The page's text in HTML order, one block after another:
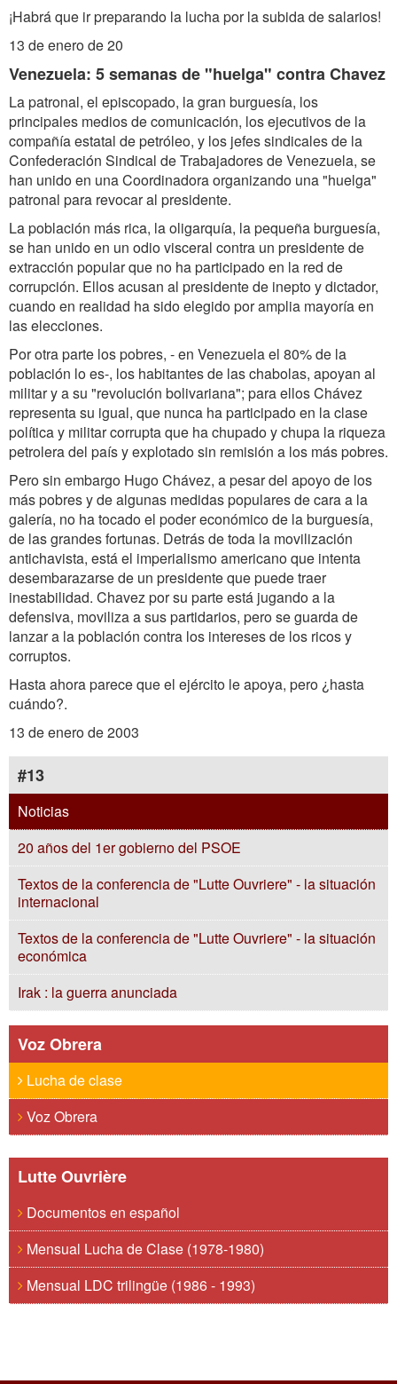
¡Habrá que ir preparando la lucha por la subida de salarios!
13 de enero de 20
Venezuela: 5 semanas de "huelga" contra Chavez
La patronal, el episcopado, la gran burguesía, los
principales medios de comunicación, los ejecutivos de la
compañía estatal de petróleo, y los jefes sindicales de la
Confederación Sindical de Trabajadores de Venezuela, se
han unido en una Coordinadora organizando una "huelga"
patronal para revocar al presidente.
La población más rica, la oligarquía, la pequeña burguesía,
se han unido en un odio visceral contra un presidente de
extracción popular que no ha participado en la red de
corrupción. Ellos acusan al presidente de inepto y dictador,
cuando en realidad ha sido elegido por amplia mayoría en
las elecciones.
Por otra parte los pobres, - en Venezuela el 80% de la
población lo es-, los habitantes de las chabolas, apoyan al
militar y a su "revolución bolivariana"; para ellos Chávez
representa su igual, que nunca ha participado en la clase
política y militar corrupta que ha chupado y chupa la riqueza
petrolera del país y explotado sin remisión a los más pobres.
Pero sin embargo Hugo Chávez, a pesar del apoyo de los
más pobres y de algunas medidas populares de cara a la
galería, no ha tocado el poder económico de la burguesía,
de las grandes fortunas. Detrás de toda la movilización
antichavista, está el imperialismo americano que intenta
desembarazarse de un presidente que puede traer
inestabilidad. Chavez por su parte está jugando a la
defensiva, moviliza a sus partidarios, pero se guarda de
lanzar a la población contra los intereses de los ricos y
corruptos.
Hasta ahora parece que el ejército le apoya, pero ¿hasta
cuándo?.
13 de enero de 2003
#13
Noticias
20 años del 1er gobierno del PSOE
Textos de la conferencia de "Lutte Ouvriere" - la situación
internacional
Textos de la conferencia de "Lutte Ouvriere" - la situación
económica
Irak : la guerra anunciada
Voz Obrera
Lucha de clase
Voz Obrera
Lutte Ouvrière
Documentos en español
Mensual Lucha de Clase (1978-1980)
Mensual LDC trilingüe (1986 - 1993)